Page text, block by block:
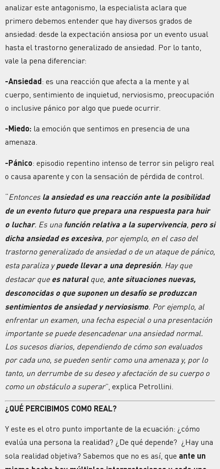
analizar este antagonismo, la especialista aclara que
primero debemos entender que hay diversos grados de
ansiedad: desde la expectación ansiosa por un evento usual
hasta el trastorno generalizado de ansiedad. Por lo tanto,
vale la pena diferenciar:
-Ansiedad: es una reacción que afecta a la mente y al
cuerpo, sentimiento de inquietud, nerviosismo, preocupación
o inclusive pánico por algo que puede ocurrir.
-Miedo: la emoción que sentimos en presencia de una
amenaza.
-Pánico: episodio repentino intenso de terror sin peligro real
o causa aparente y con la sensación de pérdida de control.
“Entonces la ansiedad es una reacción ante la posibilidad
de un evento futuro que prepara una respuesta para huir
o luchar. Es una función relativa a la supervivencia, pero si
dicha ansiedad es excesiva, por ejemplo, en el caso del
trastorno generalizado de ansiedad o de un ataque de pánico,
esta paraliza ypuede llevar a una depresión. Hay que
destacar que es naturalque, ante situaciones nuevas,
desconocidas o que suponen un desafío se produzcan
sentimientos de ansiedad y nerviosismo. Por ejemplo, al
enfrentar un examen, una fecha especial o una presentación
importante se puede desencadenar una ansiedad normal.
Los sucesos diarios, dependiendo de cómo son evaluados
por cada uno, se pueden sentir como una amenaza y, por lo
tanto, un derrumbe de su deseo y afectación de su cuerpo o
como un obstáculo a superar”, explica Petrollini.
¿QUÉ PERCIBIMOS COMO REAL?
Y este es el otro punto importante de la ecuación: ¿cómo
evalúa una persona la realidad? ¿De qué depende? ¿Hay una
sola realidad objetiva? Sabemos que no es así, que ante un